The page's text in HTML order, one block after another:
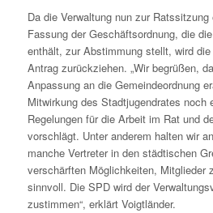
Da die Verwaltung nun zur Ratssitzung
Fassung der Geschäftsordnung, die
enthält, zur Abstimmung stellt, wird
Antrag zurückziehen. „Wir begrüßen,
Anpassung an die Gemeindeordnung
Mitwirkung des Stadtjugendrates noch
Regelungen für die Arbeit im Rat und
vorschlägt. Unter anderem halten wir
manche Vertreter in den städtischen
verschärften Möglichkeiten, Mitglieder
sinnvoll. Die SPD wird der
zustimmen“, erklärt Voigtländer.